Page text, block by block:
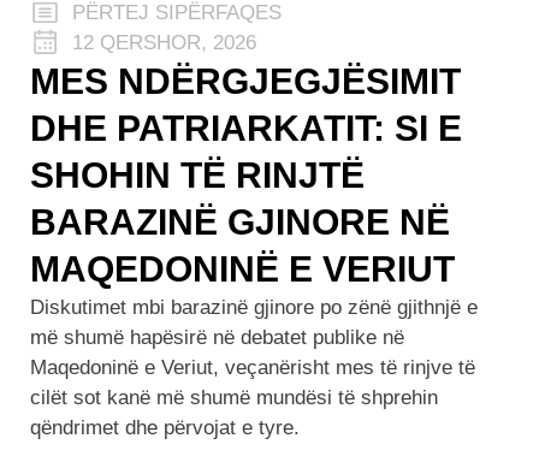
PËRTEJ SIPËRFAQES
12 QERSHOR, 2026
MES NDËRGJEGJËSIMIT
DHE PATRIARKATIT: SI E
SHOHIN TË RINJTË
BARAZINË GJINORE NË
MAQEDONINË E VERIUT
Diskutimet mbi barazinë gjinore po zënë gjithnjë e
më shumë hapësirë në debatet publike në
Maqedoninë e Veriut, veçanërisht mes të rinjve të
cilët sot kanë më shumë mundësi të shprehin
qëndrimet dhe përvojat e tyre.